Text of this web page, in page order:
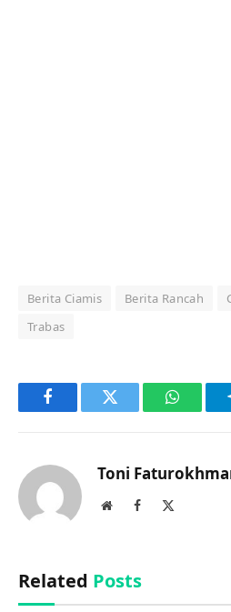
Berita Ciamis Berita Rancah
Trabas
FacebookTwitter
Toni
WebsiteFacebook
Related Posts